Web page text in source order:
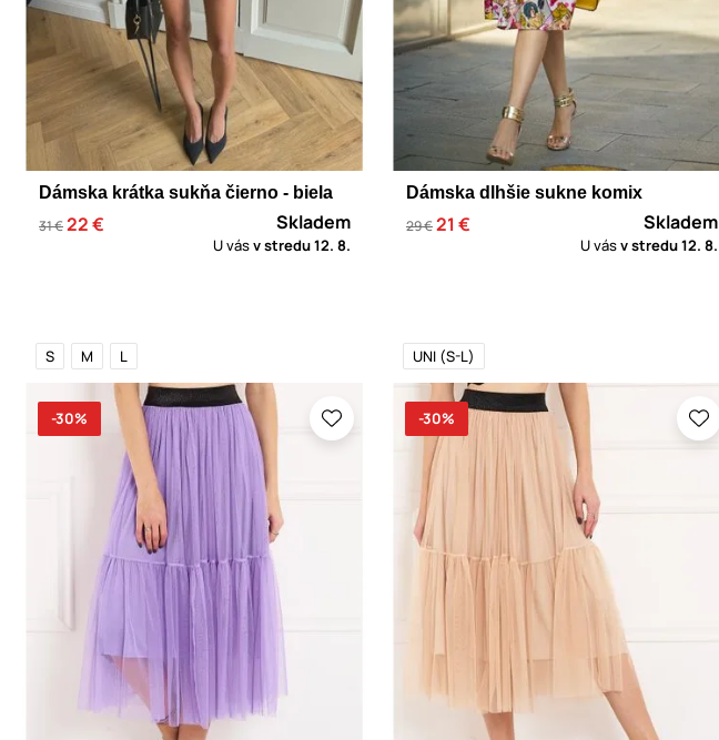
Dámska krátka sukňa čierno - biela
31 €22 € Skladem
U vásv stredu12. 8.
S M L
Dámska dlhšie sukne komix
29 €21 € Skladem
U vásv stredu12. 8.
UNI (S-L)
-30% -30%